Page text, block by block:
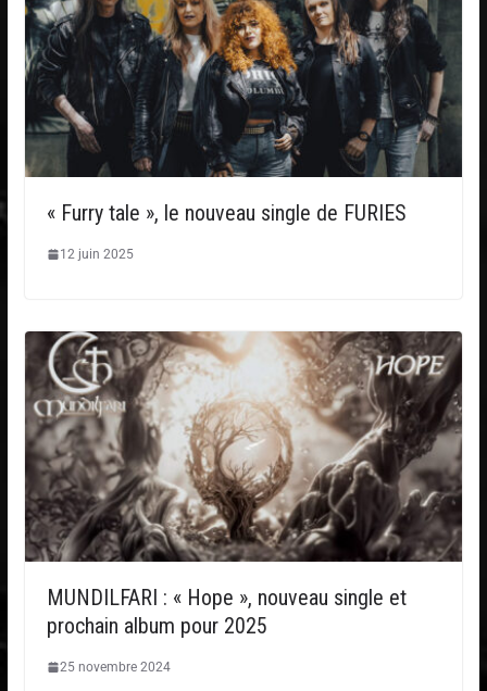
« Furry tale », le nouveau single de FURIES
12 juin 2025
MUNDILFARI : « Hope », nouveau single et
prochain album pour 2025
25 novembre 2024